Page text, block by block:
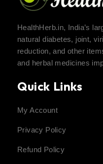
HealthHerb.in, India’s
natural diabetes, joint,
reduction, and other
and herbal medicines
Quick Links
My Account
Privacy Policy
Refund Policy